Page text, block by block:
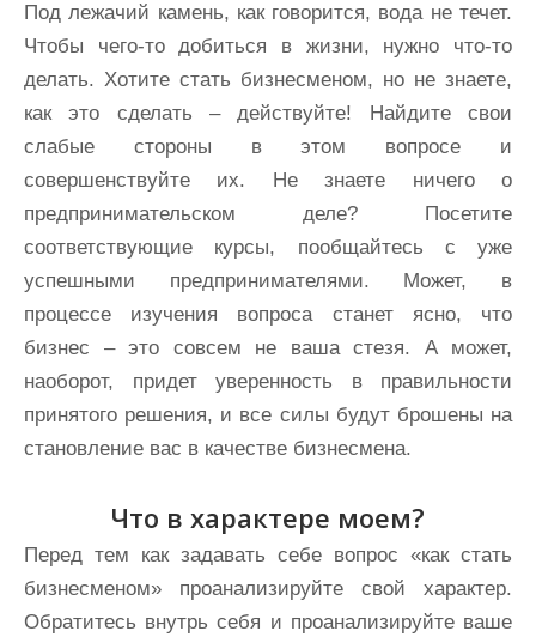
Под лежачий камень, как говорится, вода не течет.
Чтобы чего-то добиться в жизни, нужно что-то
делать. Хотите стать бизнесменом, но не знаете,
как это сделать – действуйте! Найдите свои
слабые стороны в этом вопросе и
совершенствуйте их. Не знаете ничего о
предпринимательском деле? Посетите
соответствующие курсы, пообщайтесь с уже
успешными предпринимателями. Может, в
процессе изучения вопроса станет ясно, что
бизнес – это совсем не ваша стезя. А может,
наоборот, придет уверенность в правильности
принятого решения, и все силы будут брошены на
становление вас в качестве бизнесмена.
Что в характере моем?
Перед тем как задавать себе вопрос «как стать
бизнесменом» проанализируйте свой характер.
Обратитесь внутрь себя и проанализируйте ваше